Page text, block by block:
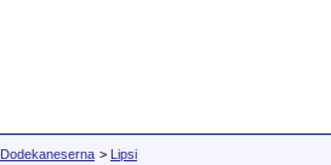
Dodekaneserna > Lipsi